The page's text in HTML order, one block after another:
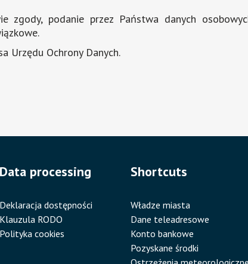
podanie przez Państwa danych
Urzędu Ochrony Danych.
Data processing
Deklaracja dostępności
Klauzula RODO
Polityka cookies
Shortcuts
Władze miasta
Dane teleadresowe
Konto bankowe
Pozyskane środki